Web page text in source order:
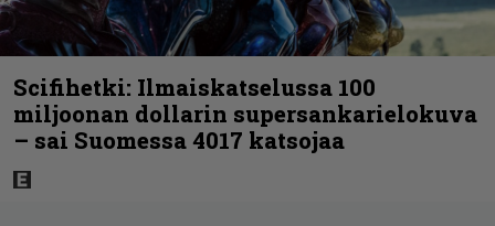
Scifihetki: Ilmaiskatselussa 100
miljoonan dollarin supersankarielokuva
– sai Suomessa 4017 katsojaa